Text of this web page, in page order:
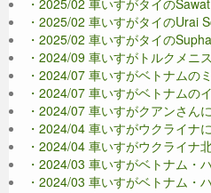
・2025/02 車いすがタイの
・2025/02 車いすがタイのUrai
・2025/02 車いすがタイの
・2024/09 車いすがトルクメニ
・2024/07 車いすがベトナムの
・2024/07 車いすがベトナムの
・2024/07 車いすがクアンさん
・2024/04 車いすがウクライナ
・2024/04 車いすがウクライナ
・2024/03 車いすがベトナム・
・2024/03 車いすがベトナム・